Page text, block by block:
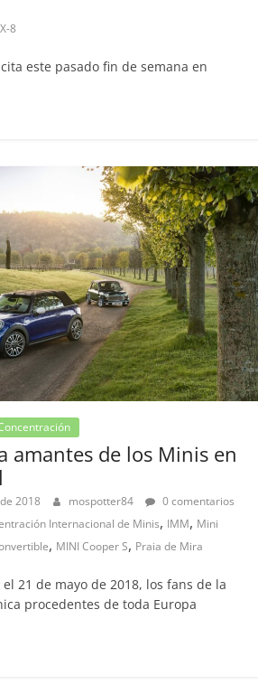
8
este pasado fin de semana en
amantes de los Minis en
2018 mospotter84
0 comentarios
Internacional de Minis, IMM, Mini
, MINI Cooper S, Praia de Mira
21 de mayo de 2018, los fans de la
procedentes de toda Europa
25 de julio de 2022 mospotter84
Seguridad
50 años del Mercedes-
ESF 13: un experimento
seguridad